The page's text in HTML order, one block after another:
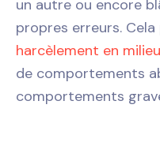
un autre ou encore
propres erreurs.
harcèlement en
de comportements
comportements